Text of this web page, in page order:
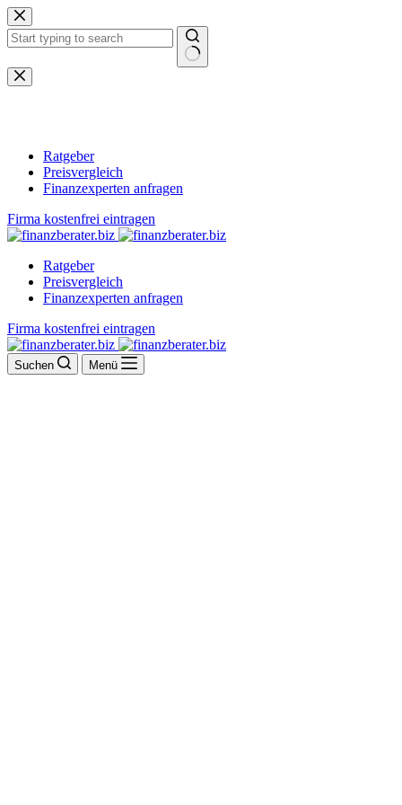
Zum
Inhalt
springen
Keine
Ergebnisse
Ratgeber
Preisvergleich
Finanzexperten anfragen
Firma kostenfrei eintragen
Ratgeber
Preisvergleich
Finanzexperten anfragen
Firma kostenfrei eintragen
Suchen Menü